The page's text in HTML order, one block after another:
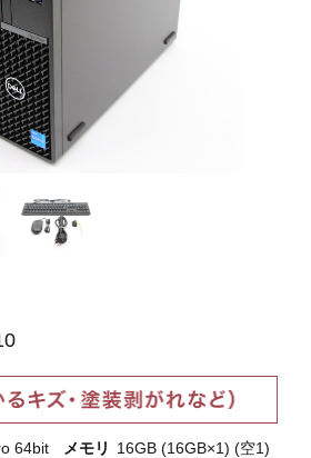
64bit メモリ
16GB (16GB×1) (空1)